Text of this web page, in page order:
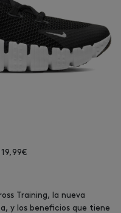
Training, la nueva
y los beneficios que tiene